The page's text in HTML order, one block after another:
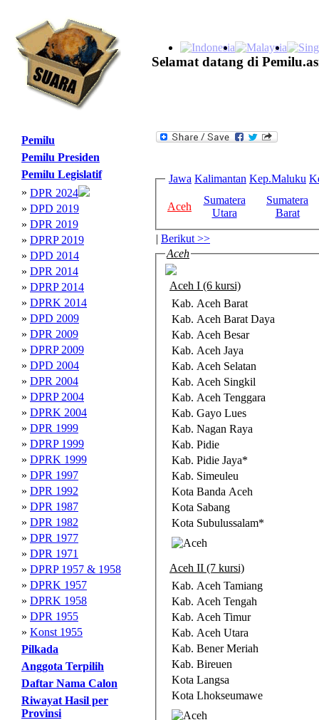
Selamat datang di
Pemilu
Pemilu Presiden
Pemilu Legislatif
» DPR 2024
» DPD 2019
» DPR 2019
» DPRP 2019
» DPD 2014
» DPR 2014
» DPRP 2014
» DPRK 2014
» DPD 2009
» DPR 2009
» DPRP 2009
» DPD 2004
» DPR 2004
» DPRP 2004
» DPRK 2004
» DPR 1999
» DPRP 1999
» DPRK 1999
» DPR 1997
» DPR 1992
» DPR 1987
» DPR 1982
» DPR 1977
» DPR 1971
» DPRP 1957 & 1958
» DPRK 1957
» DPRK 1958
» DPR 1955
» Konst 1955
Pilkada
Anggota Terpilih
Daftar Nama Calon
Riwayat Hasil per
Provinsi
Jawa Kalimantan Kep.Maluku
Aceh
Sumatera
Utara
Sumatera
Barat
| Berikut >>
Aceh
Aceh I (6 kursi)
Kab. Aceh Barat
Kab. Aceh Barat Daya
Kab. Aceh Besar
Kab. Aceh Jaya
Kab. Aceh Selatan
Kab. Aceh Singkil
Kab. Aceh Tenggara
Kab. Gayo Lues
Kab. Nagan Raya
Kab. Pidie
Kab. Pidie Jaya*
Kab. Simeuleu
Kota Banda Aceh
Kota Sabang
Kota Subulussalam*
Aceh II (7 kursi)
Kab. Aceh Tamiang
Kab. Aceh Tengah
Kab. Aceh Timur
Kab. Aceh Utara
Kab. Bener Meriah
Kab. Bireuen
Kota Langsa
Kota Lhokseumawe